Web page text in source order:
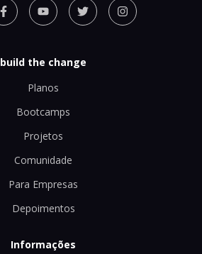
build the change
Planos
Bootcamps
Projetos
Comunidade
Para Empresas
Depoimentos
Informações